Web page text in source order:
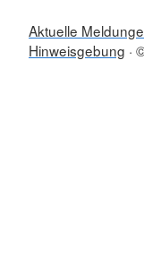
Aktuelle
Hinweisgebung